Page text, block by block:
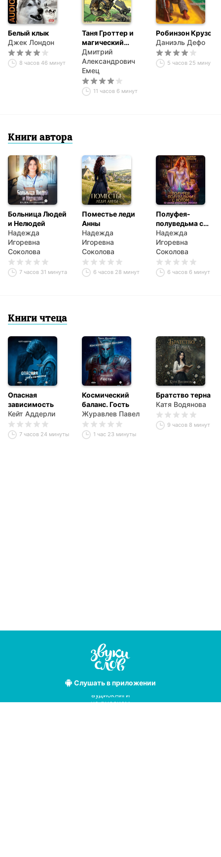
Белый клык
Джек Лондон
8 часов 46 минут
Таня Гроттер и
магический
контрабас
Дмитрий
Александрович
Емец
11 часов 6 минут
Робинзон Крузо
Даниэль Дефо
5 часов 25 минут
Книги автора
Больница Людей
и Нелюдей
Надежда
Игоревна
Соколова
7 часов 31 минута
Поместье леди
Анны
Надежда
Игоревна
Соколова
6 часов 28 минут
Полуфея-
полуведьма с
котом во дворце
императора
драконов
Надежда
Игоревна
Соколова
6 часов 6 минут
Книги чтеца
Опасная
зависимость
Кейт Аддерли
7 часов 24 минуты
Космический
баланс. Гость
Журавлев Павел
1 час 23 минуты
Братство терна
Катя Водянова
9 часов 8 минут
Слушатьв приложении
Лучшие
аудиокниги
на русском